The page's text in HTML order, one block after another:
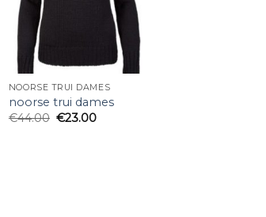
NOORSE TRUI DAMES
noorse trui dames
€44.00 €23.00